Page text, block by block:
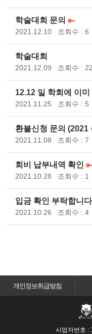
학술대회 문의
2021.12.10 조회수 : 6
학술대회
2021.12.09 조회수 :
12.12 일 학회에 이
2021.11.25 조회수 : 5
환불신청 문의 (2021
2021.11.08 조회수 : 7
회비 납부내역 확인
2021.10.28 조회수 : 1
입금 확인 부탁합니
2021.10.26 조회수 : 4
개인정보취급방침
사업자번호 :